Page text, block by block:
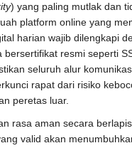
) yang paling mutlak dan
platform online yang
harian wajib dilengkapi
bersertifikat resmi seperti
seluruh alur
rapat dari risiko
peretas luar.
rasa aman secara
valid akan